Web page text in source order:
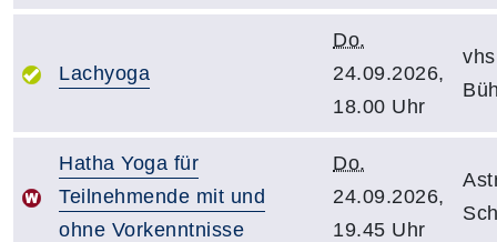
Lachyoga
Do.
24.09.2026,
18.00 Uhr
Hatha Yoga für
Teilnehmende mit und
ohne Vorkenntnisse
Do.
24.09.2026,
19.45 Uhr